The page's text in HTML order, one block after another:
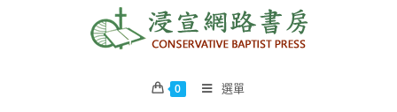
0 選單